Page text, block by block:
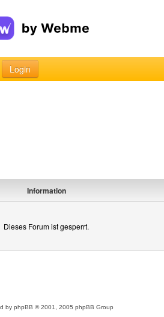
Login
Information
Dieses Forum ist gesperrt.
by phpBB © 2001, 2005 phpBB Group